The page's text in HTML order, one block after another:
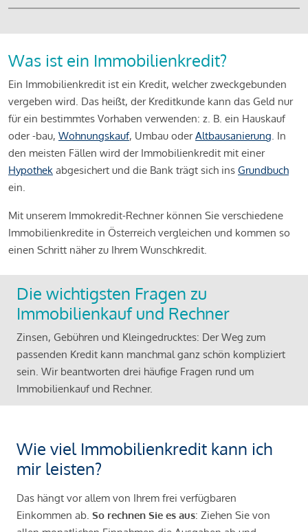
Was ist ein Immobilienkredit?
Ein Immobilienkredit ist ein Kredit, welcher zweckgebunden
vergeben wird. Das heißt, der Kreditkunde kann das Geld nur
für ein bestimmtes Vorhaben verwenden: z. B. ein Hauskauf
oder -bau, Wohnungskauf, Umbau oderAltbausanierung. In
den meisten Fällen wird der Immobilienkredit mit einer
Hypothek abgesichert und die Bank trägt sich ins Grundbuch
ein.
Mit unserem Immokredit-Rechner können Sie verschiedene
Immobilienkredite in Österreich vergleichen und kommen so
einen Schritt näher zu Ihrem Wunschkredit.
Die wichtigsten Fragen zu
Immobilienkauf und Rechner
Zinsen, Gebühren und Kleingedrucktes: Der Weg zum
passenden Kredit kann manchmal ganz schön kompliziert
sein. Wir beantworten drei häufige Fragen rund um
Immobilienkauf und Rechner.
Wie viel Immobilienkredit kann ich
mir leisten?
Das hängt vor allem von Ihrem frei verfügbaren
Einkommen ab. So rechnen Sie es aus: Ziehen Sie von